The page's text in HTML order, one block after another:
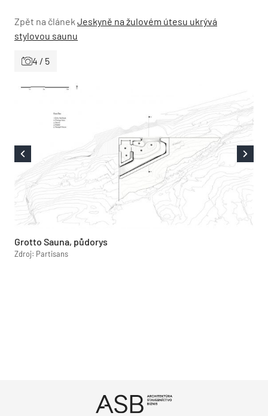
Zpět na článek Jeskyně na žulovém útesu ukrývá
stylovou saunu
4 / 5
Grotto Sauna, půdorys
Zdroj: Partisans